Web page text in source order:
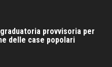
provvisoria per
delle case popolari